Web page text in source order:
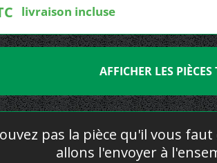
livraison incluse
AFFICHER LES
pas la pièce qu'il vous
allons l'envoyer à